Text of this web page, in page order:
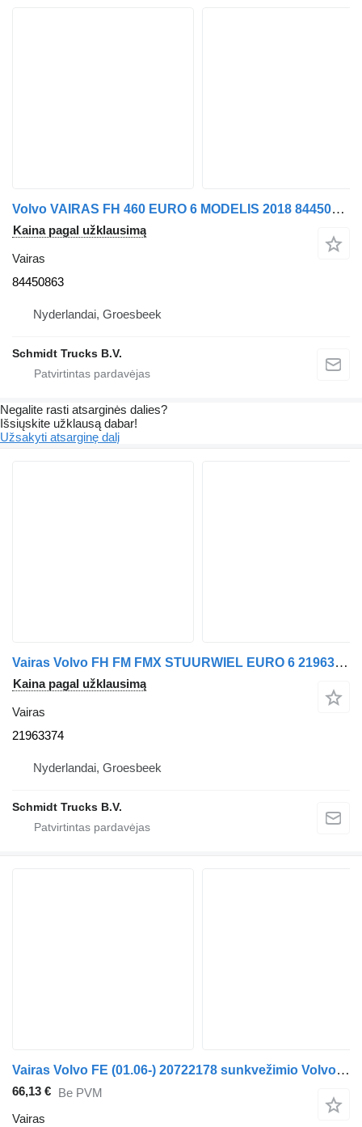
Volvo VAIRAS FH 460 EURO 6 MODELIS 2018 84450863 sunkvežimio
Kaina pagal užklausimą
Vairas
84450863
Nyderlandai, Groesbeek
Schmidt Trucks B.V.
Negalite rasti atsarginės dalies?
Išsiųskite užklausą dabar!
Užsakyti atsarginę dalį
Vairas Volvo FH FM FMX STUURWIEL EURO 6 21963374 vilkiko
Kaina pagal užklausimą
Vairas
21963374
Nyderlandai, Groesbeek
Schmidt Trucks B.V.
Vairas Volvo FE (01.06-) 20722178 sunkvežimio Volvo FL, FE (2005-2014)
66,13 € Be PVM
Vairas